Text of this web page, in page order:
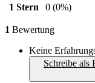
1 Stern
0 (0%)
1 Bewertung
Keine
Schreibe als